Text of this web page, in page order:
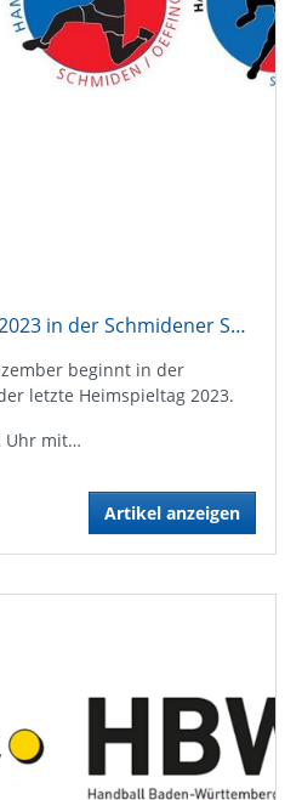
Letzter Heimspieltag 2023 in der Schmidener Sporthalle
beginnt in der
letzte Heimspieltag 2023.
Uhr mit…
Artikel anzeigen